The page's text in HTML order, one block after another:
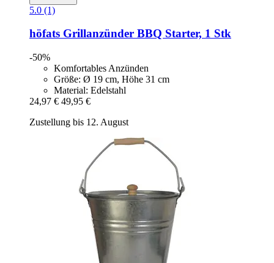
5.0 (1)
höfats Grillanzünder BBQ Starter, 1 Stk
-50%
Komfortables Anzünden
Größe: Ø 19 cm, Höhe 31 cm
Material: Edelstahl
24,97 € 49,95 €
Zustellung bis 12. August